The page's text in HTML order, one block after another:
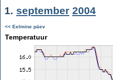
1. september 2004
<< Eelmine päev
Temperatuur